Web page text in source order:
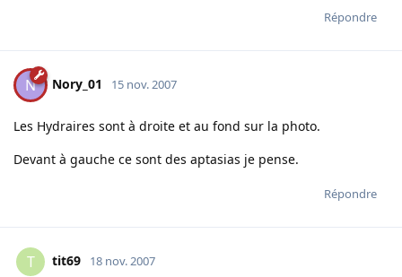
Répondre
N Nory_01 15 nov. 2007
Les Hydraires sont à droite et au fond sur la photo.
Devant à gauche ce sont des aptasias je pense.
Répondre
T tit69 18 nov. 2007